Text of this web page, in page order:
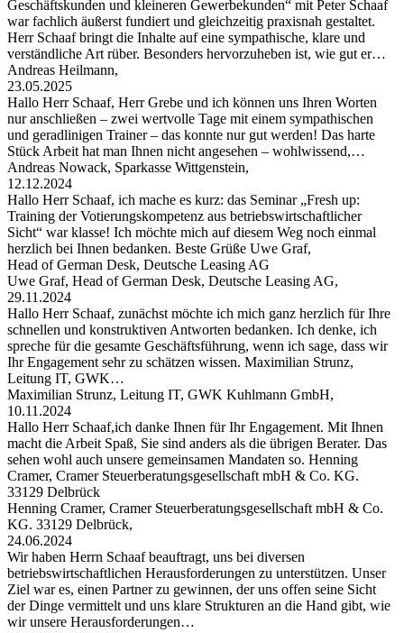
Geschäftskunden und kleineren Gewerbekunden“ mit Peter Schaaf
war fachlich äußerst fundiert und gleichzeitig praxisnah gestaltet.
Herr Schaaf bringt die Inhalte auf eine sympathische, klare und
verständliche Art rüber. Besonders hervorzuheben ist, wie gut er…
Andreas Heilmann,
23.05.2025
Hallo Herr Schaaf, Herr Grebe und ich können uns Ihren Worten
nur anschließen – zwei wertvolle Tage mit einem sympathischen
und geradlinigen Trainer – das konnte nur gut werden! Das harte
Stück Arbeit hat man Ihnen nicht angesehen – wohlwissend,…
Andreas Nowack, Sparkasse Wittgenstein,
12.12.2024
Hallo Herr Schaaf, ich mache es kurz: das Seminar „Fresh up:
Training der Votierungskompetenz aus betriebswirtschaftlicher
Sicht“ war klasse! Ich möchte mich auf diesem Weg noch einmal
herzlich bei Ihnen bedanken. Beste Grüße Uwe Graf,
Head of German Desk, Deutsche Leasing AG
Uwe Graf, Head of German Desk, Deutsche Leasing AG,
29.11.2024
Hallo Herr Schaaf, zunächst möchte ich mich ganz herzlich für Ihre
schnellen und konstruktiven Antworten bedanken. Ich denke, ich
spreche für die gesamte Geschäftsführung, wenn ich sage, dass wir
Ihr Engagement sehr zu schätzen wissen. Maximilian Strunz,
Leitung IT, GWK…
Maximilian Strunz, Leitung IT, GWK Kuhlmann GmbH,
10.11.2024
Hallo Herr Schaaf,ich danke Ihnen für Ihr Engagement. Mit Ihnen
macht die Arbeit Spaß, Sie sind anders als die übrigen Berater. Das
sehen wohl auch unsere gemeinsamen Mandaten so. Henning
Cramer, Cramer Steuerberatungsgesellschaft mbH & Co. KG.
33129 Delbrück
Henning Cramer, Cramer Steuerberatungsgesellschaft mbH & Co.
KG. 33129 Delbrück,
24.06.2024
Wir haben Herrn Schaaf beauftragt, uns bei diversen
betriebswirtschaftlichen Herausforderungen zu unterstützen. Unser
Ziel war es, einen Partner zu gewinnen, der uns offen seine Sicht
der Dinge vermittelt und uns klare Strukturen an die Hand gibt, wie
wir unsere Herausforderungen…